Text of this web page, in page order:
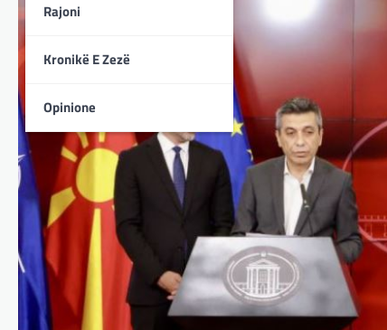
Rajoni
Kronikë E Zezë
Opinione